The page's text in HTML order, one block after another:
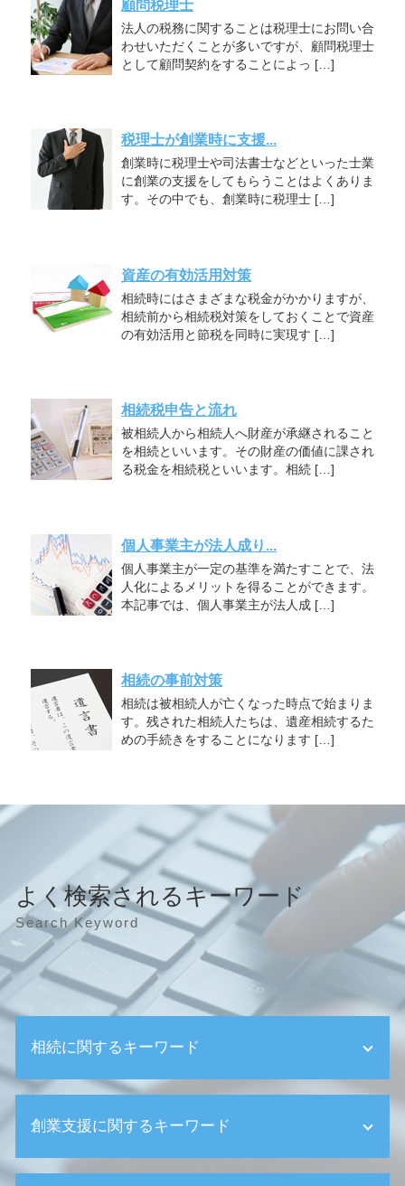
顧問税理士
法人の税務に関することは税理士にお問い合
わせいただくことが多いですが、顧問税理士
として顧問契約をすることによっ […]
税理士が創業時に支援...
創業時に税理士や司法書士などといった士業
に創業の支援をしてもらうことはよくありま
す。その中でも、創業時に税理士 […]
資産の有効活用対策
相続時にはさまざまな税金がかかりますが、
相続前から相続税対策をしておくことで資産
の有効活用と節税を同時に実現す […]
相続税申告と流れ
被相続人から相続人へ財産が承継されること
を相続といいます。その財産の価値に課され
る税金を相続税といいます。相続 […]
個人事業主が法人成り...
個人事業主が一定の基準を満たすことで、法
人化によるメリットを得ることができます。
本記事では、個人事業主が法人成 […]
相続の事前対策
相続は被相続人が亡くなった時点で始まりま
す。残された相続人たちは、遺産相続するた
めの手続きをすることになります […]
よく検索されるキーワード
Search Keyword
相続に関するキーワード
相続 手続き 流れ
相続税 2割加算
創業支援に関するキーワード